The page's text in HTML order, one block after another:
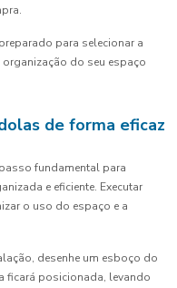
para selecionar a
do seu espaço
de forma eficaz
fundamental para
e eficiente. Executar
o uso do espaço e a
desenhe um esboço do
ficará posicionada, levando